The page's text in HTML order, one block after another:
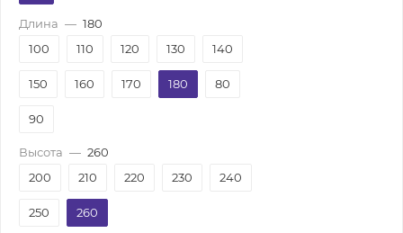
Длина — 180
100
110 120 130 140
150 160 170 180 80
90
Высота — 260
200
210 220 230 240
250 260